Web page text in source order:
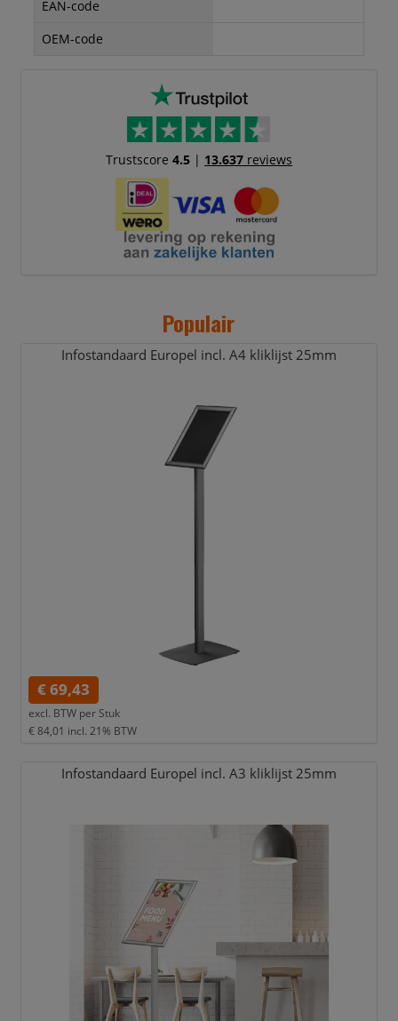
EAN-code
OEM-code
Trustscore 4.5| 13.637reviews
Populair
Infostandaard Europel incl. A4 kliklijst 25mm
€ 69,43
excl. BTW per Stuk
€ 84,01 incl. 21% BTW
Infostandaard Europel incl. A3 kliklijst 25mm